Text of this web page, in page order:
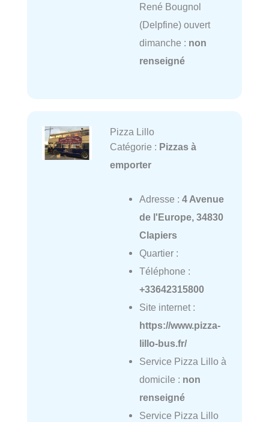
René Bougnol
(Delpfine) ouvert
dimanche : non
renseigné
Pizza Lillo
Catégorie : Pizzas à
emporter
Adresse : 4 Avenue
de l'Europe, 34830
Clapiers
Quartier :
Téléphone :
+33642315800
Site internet :
https://www.pizza-
lillo-bus.fr/
Service Pizza Lillo à
domicile : non
renseigné
Service Pizza Lillo